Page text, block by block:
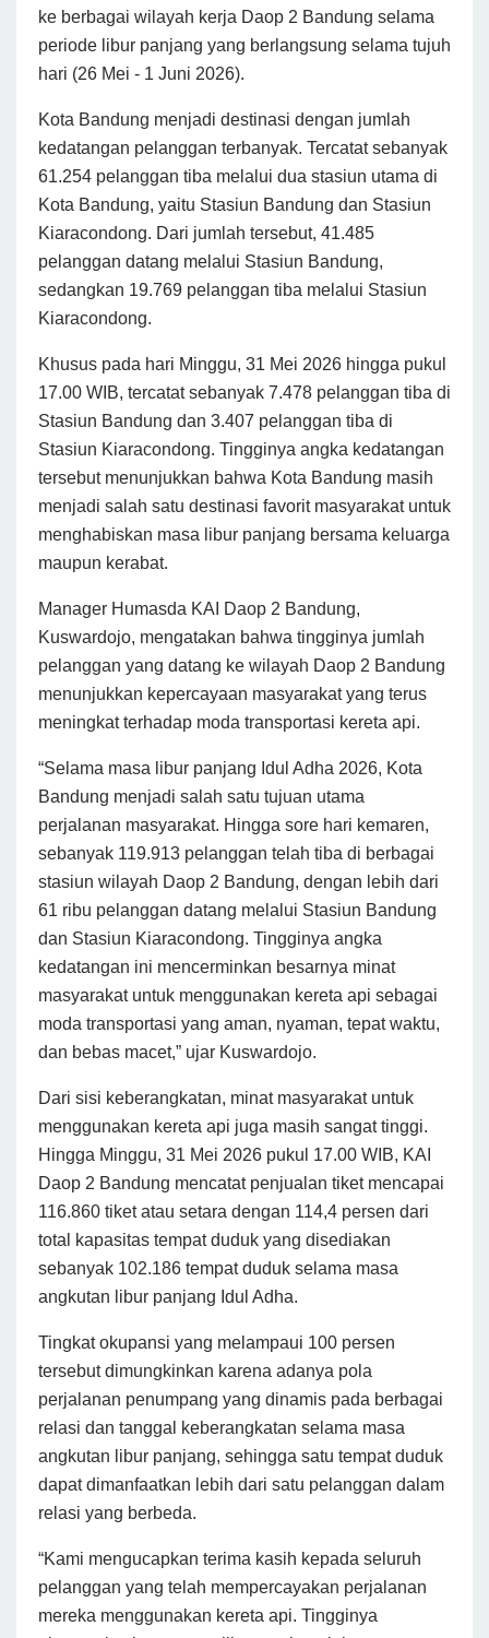
ke berbagai wilayah kerja Daop 2 Bandung selama
periode libur panjang yang berlangsung selama tujuh
hari (26 Mei - 1 Juni 2026).
Kota Bandung menjadi destinasi dengan jumlah
kedatangan pelanggan terbanyak. Tercatat sebanyak
61.254 pelanggan tiba melalui dua stasiun utama di
Kota Bandung, yaitu Stasiun Bandung dan Stasiun
Kiaracondong. Dari jumlah tersebut, 41.485
pelanggan datang melalui Stasiun Bandung,
sedangkan 19.769 pelanggan tiba melalui Stasiun
Kiaracondong.
Khusus pada hari Minggu, 31 Mei 2026 hingga pukul
17.00 WIB, tercatat sebanyak 7.478 pelanggan tiba di
Stasiun Bandung dan 3.407 pelanggan tiba di
Stasiun Kiaracondong. Tingginya angka kedatangan
tersebut menunjukkan bahwa Kota Bandung masih
menjadi salah satu destinasi favorit masyarakat untuk
menghabiskan masa libur panjang bersama keluarga
maupun kerabat.
Manager Humasda KAI Daop 2 Bandung,
Kuswardojo, mengatakan bahwa tingginya jumlah
pelanggan yang datang ke wilayah Daop 2 Bandung
menunjukkan kepercayaan masyarakat yang terus
meningkat terhadap moda transportasi kereta api.
“Selama masa libur panjang Idul Adha 2026, Kota
Bandung menjadi salah satu tujuan utama
perjalanan masyarakat. Hingga sore hari kemaren,
sebanyak 119.913 pelanggan telah tiba di berbagai
stasiun wilayah Daop 2 Bandung, dengan lebih dari
61 ribu pelanggan datang melalui Stasiun Bandung
dan Stasiun Kiaracondong. Tingginya angka
kedatangan ini mencerminkan besarnya minat
masyarakat untuk menggunakan kereta api sebagai
moda transportasi yang aman, nyaman, tepat waktu,
dan bebas macet,” ujar Kuswardojo.
Dari sisi keberangkatan, minat masyarakat untuk
menggunakan kereta api juga masih sangat tinggi.
Hingga Minggu, 31 Mei 2026 pukul 17.00 WIB, KAI
Daop 2 Bandung mencatat penjualan tiket mencapai
116.860 tiket atau setara dengan 114,4 persen dari
total kapasitas tempat duduk yang disediakan
sebanyak 102.186 tempat duduk selama masa
angkutan libur panjang Idul Adha.
Tingkat okupansi yang melampaui 100 persen
tersebut dimungkinkan karena adanya pola
perjalanan penumpang yang dinamis pada berbagai
relasi dan tanggal keberangkatan selama masa
angkutan libur panjang, sehingga satu tempat duduk
dapat dimanfaatkan lebih dari satu pelanggan dalam
relasi yang berbeda.
“Kami mengucapkan terima kasih kepada seluruh
pelanggan yang telah mempercayakan perjalanan
mereka menggunakan kereta api. Tingginya